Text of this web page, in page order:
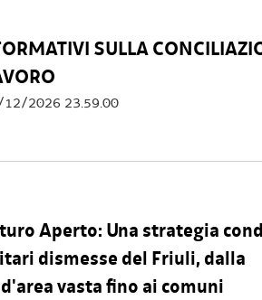
SULLA
2026 23.59.00
Aperto: Una strategia
dismesse del Friuli, dalla
vasta fino ai comuni